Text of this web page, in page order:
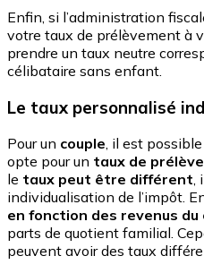
Enfin, si l’administration
votre taux de prélèvement à
prendre un taux neutre
célibataire sans enfant.
Le taux personnalisé
Pour un couple, il est
opte pour un taux de
le taux peut être différent,
individualisation de l’impôt.
en fonction des revenus du
parts de quotient familial.
peuvent avoir des taux